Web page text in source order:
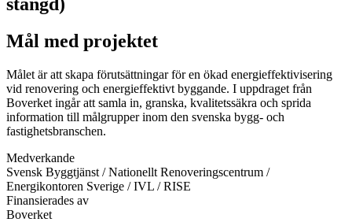
Mål med projektet
Målet är att skapa förutsättningar för en ökad energieffektivisering
vid renovering och energieffektivt byggande. I uppdraget från
Boverket ingår att samla in, granska, kvalitetssäkra och sprida
information till målgrupper inom den svenska bygg- och
fastighetsbranschen.
Medverkande
Svensk Byggtjänst / Nationellt Renoveringscentrum /
Energikontoren Sverige / IVL / RISE
Finansierades av
Boverket